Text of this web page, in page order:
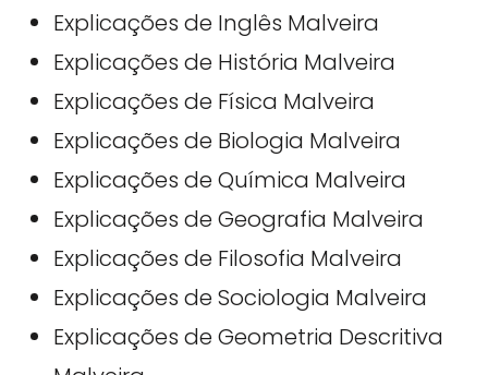
Explicações de Inglês Malveira
Explicações de História Malveira
Explicações de Física Malveira
Explicações de Biologia Malveira
Explicações de Química Malveira
Explicações de Geografia Malveira
Explicações de Filosofia Malveira
Explicações de Sociologia Malveira
Explicações de Geometria Descritiva